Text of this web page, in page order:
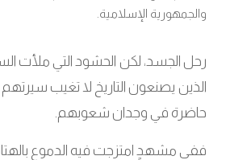
والجمهورية الإسلامية.
رحل الجسد، لكن الحشود التي ملأت
الذين يصنعون التاريخ لا تغيب
حاضرة في وجدان شعوبهم.
ففي مشهدٍ امتزجت فيه الدموع